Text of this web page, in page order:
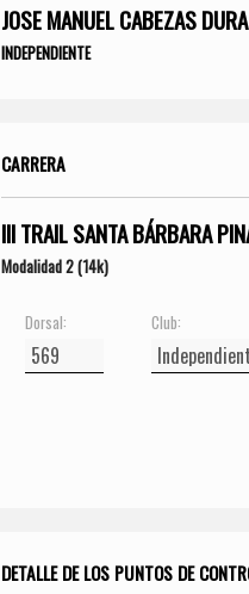
JOSE MANUEL CABEZAS DURA
INDEPENDIENTE
CARRERA
III TRAIL SANTA BÁRBARA
Modalidad 2 (14k)
Dorsal: Club:
DETALLE DE LOS PUNTOS DE